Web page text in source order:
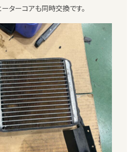
ターコアも同時交換です。